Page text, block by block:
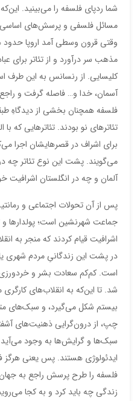
شما ردپای فلسفه را می‌بینید.
مسائل فلسفی و پرسش‌های اساسی
وقتی قرون وسطی آمد اروپا حدود
مذهب سر درآورد و از تئاتر برای
کلیسایی. از رنسانس به این طرف
آسمان، خدا و… فاصله گرفت و
فلسفه همچنان بخشی از دیدگاهِ
تئاترهای نو بودند. تئاترهایی که با
برای اشراف در قصرهایشان اجرا
می‌گویند. پشت این نوع تئاتر چه
آلمان و چه در انگلستان اشرافیت
پس از آن تحولات اجتماعی و
جماعت شهرنشین است؛ پولدارها و
اشرافیت قیام کردند که منجر به
در پشت این زندگانیِ مردم شهری
است. کم‌کم سعادت بشر و
شد. تا این‌که به انقلاب‌های
بیستم شکل می‌گیرد، و سبک‌های
چپ، از درون‌گرایی ذهنیت‌های
سبک‌ها و گرایش‌ها به وجود می‌آید
ایدئولوژی هستند. پس یعنی هرگز
فلسفه را طرح پرسش راجع به جهان
زندگی چه باید کرد و به کجا